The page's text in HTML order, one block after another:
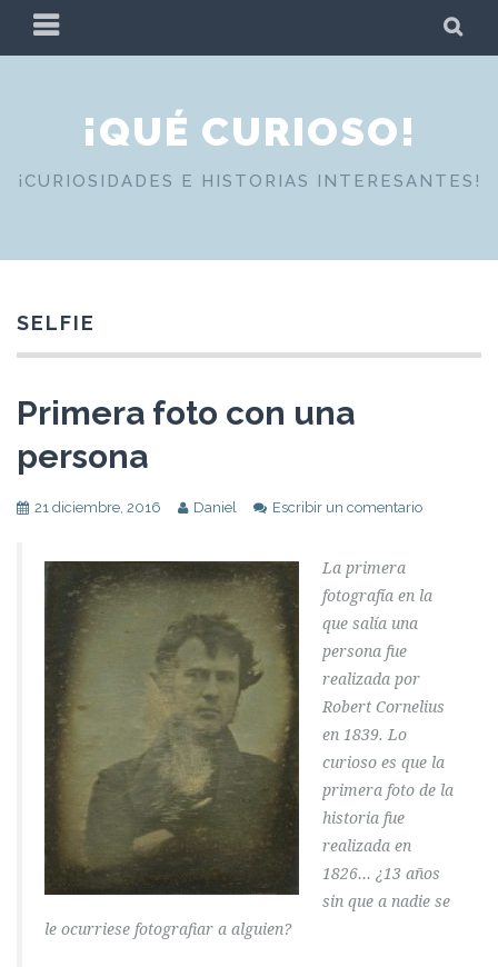
PRIMARY
MENU
¡QUÉ CURIOSO!
¡CURIOSIDADES E HISTORIAS INTERESANTES!
SELFIE
Primera foto con una
persona
21 diciembre, 2016 Daniel Escribir un comentario
La primera
fotografía en la
que salía una
persona fue
realizada por
Robert Cornelius
en 1839. Lo
curioso es que la
primera foto de la
historia fue
realizada en
1826… ¿13 años
sin que a nadie se
le ocurriese fotografiar a alguien?